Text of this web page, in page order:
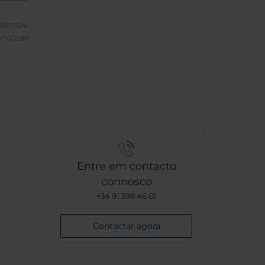
10/2019
Entre em contacto
connosco
+34 91 398 46 61
Contactar agora